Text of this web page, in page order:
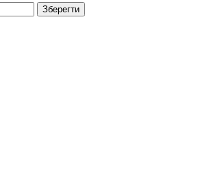
Зберегти